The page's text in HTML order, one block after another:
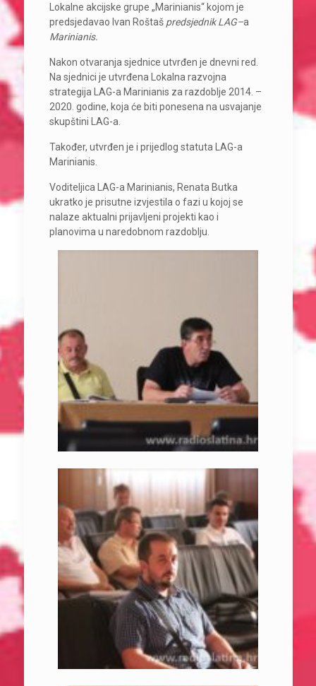
Lokalne akcijske grupe „Marinianis“ kojom je
predsjedavao Ivan Roštaš predsjednik LAG–a
Marinianis.
Nakon otvaranja sjednice utvrđen je dnevni red.
Na sjednici je utvrđena Lokalna razvojna
strategija LAG-a Marinianis za razdoblje 2014. –
2020. godine, koja će biti ponesena na usvajanje
skupštini LAG-a.
Također, utvrđen je i prijedlog statuta LAG-a
Marinianis.
Voditeljica LAG-a Marinianis, Renata Butka
ukratko je prisutne izvjestila o fazi u kojoj se
nalaze aktualni prijavljeni projekti kao i
planovima u naredobnom razdoblju.